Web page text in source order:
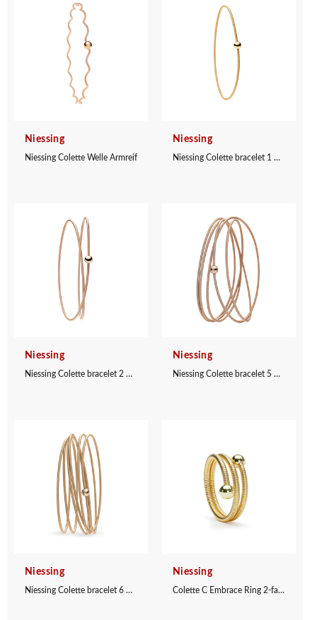
Niessing
Niessing Colette Welle Armreif
Niessing
Niessing Colette bracelet 1 winding
Niessing
Niessing Colette bracelet 2 windings
Niessing
Niessing Colette bracelet 5 windings
Niessing
Niessing Colette bracelet 6 windings
Niessing
Colette C Embrace Ring 2-fach